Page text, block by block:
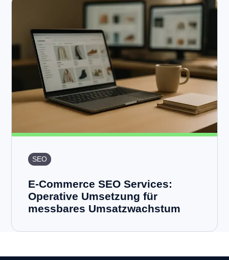
SEO
E-Commerce SEO Services:
Operative Umsetzung für
messbares Umsatzwachstum